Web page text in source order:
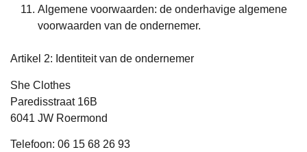
Algemene voorwaarden: de onderhavige algemene
voorwaarden van de ondernemer.
Artikel 2: Identiteit van de ondernemer
She Clothes
Paredisstraat 16B
6041 JW Roermond
Telefoon: 06 15 68 26 93